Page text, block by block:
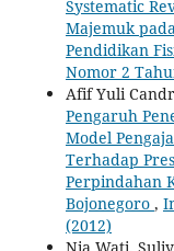
Systematic
Majemuk
Pendidikan
Nomor 2
Afif Yuli
Pengaruh
Model
‎Terhadap
Perpindahan
Bojonegoro ,
(2012)